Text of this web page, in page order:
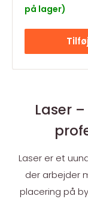
på lager)
Laser
Laser er et
der arbejder
placering på